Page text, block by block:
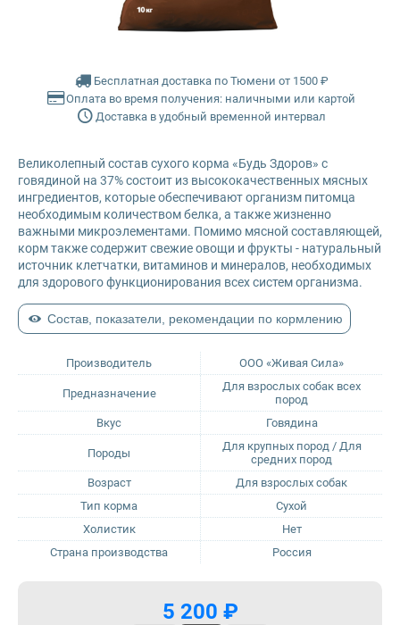
Mr. Buffalo
Petvador
Premier
ProBalance
Royal Canin
5 200 ₽
Бесплатная доставка по Тюмени от 1500 ₽
Оплата во время получения: наличными или картой
Доставка в удобный временной интервал
Производитель ООО «Живая Сила»
Предназначение
Для взрослых собак всех
пород
Вкус
Говядина
Породы
Для крупных пород / Для
средних пород
Возраст
Для взрослых собак
Тип корма
Сухой
Холистик
Нет
Страна производства
Россия
Великолепный состав сухого корма «Будь Здоров» с
говядиной на 37% состоит из высококачественных мясных
ингредиентов, которые обеспечивают организм питомца
необходимым количеством белка, а также жизненно
важными микроэлементами. Помимо мясной составляющей,
корм также содержит свежие овощи и фрукты - натуральный
источник клетчатки, витаминов и минералов, необходимых
для здорового функционирования всех систем организма.
Состав, показатели, рекомендации по кормлению